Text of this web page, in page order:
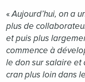
«Aujourd’hui, on a
plus de
et puis plus
commence à
le don sur salaire et
cran plus loin dans